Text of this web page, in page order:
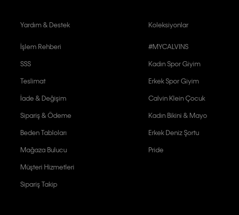
Yardım & Destek
İşlem Rehberi
SSS
Teslimat
İade & Değişim
Sipariş & Ödeme
Beden Tabloları
Mağaza Bulucu
Müşteri Hizmetleri
Sipariş Takip
Koleksiyonlar
#MYCALVINS
Kadın Spor Giyim
Erkek Spor Giyim
Calvin Klein Çocuk
Kadın Bikini & Mayo
Erkek Deniz Şortu
Pride